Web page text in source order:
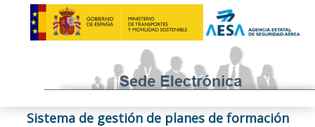
Sistema de gestión de planes de formación